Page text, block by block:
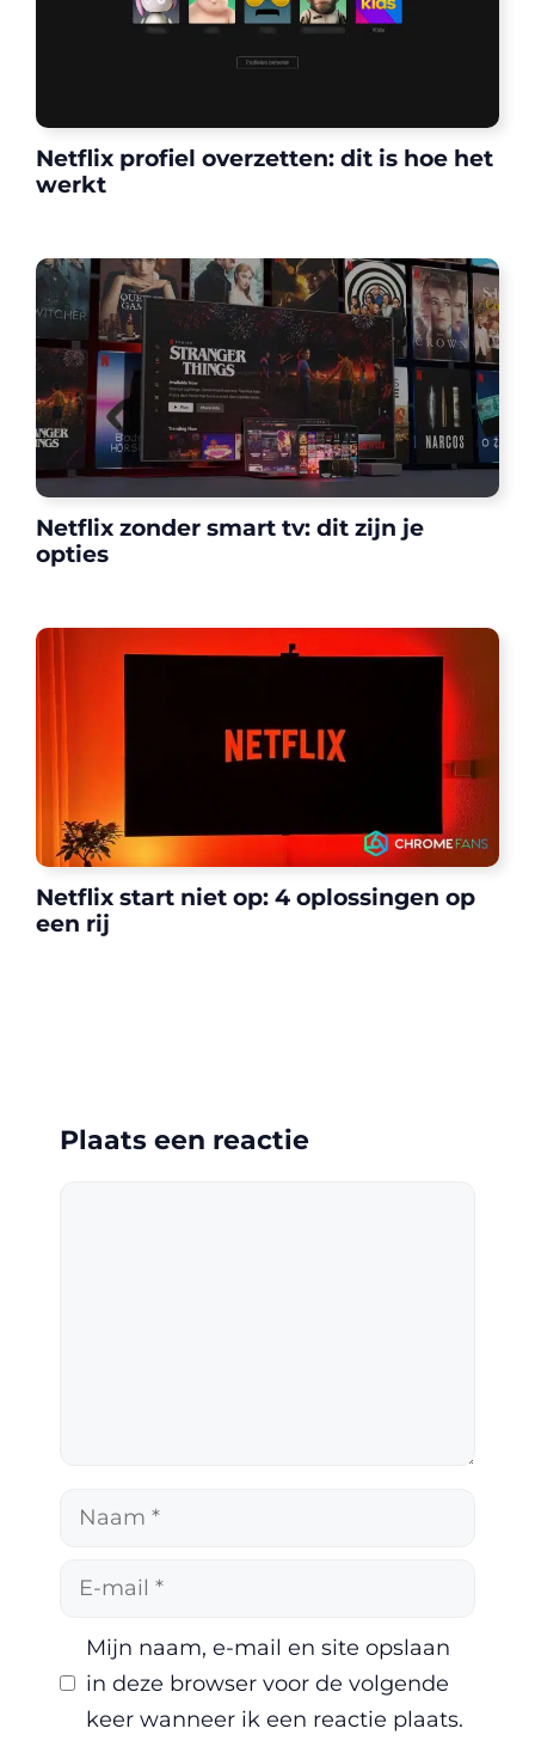
Netflix profiel overzetten: dit is hoe het
werkt
Netflix zonder smart tv: dit zijn je
opties
Netflix start niet op: 4 oplossingen op
een rij
Plaats een reactie
Naam
Mijn naam, e-mail en site opslaan
in deze browser voor de volgende
keer wanneer ik een reactie plaats.